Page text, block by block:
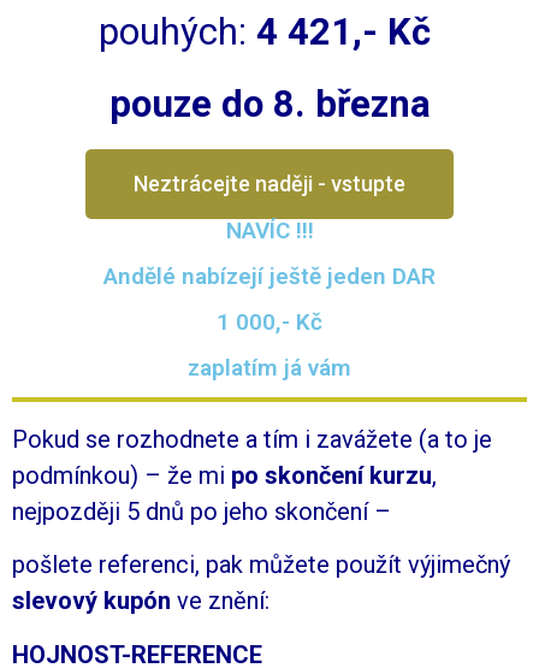
pouhých: 4 421,- Kč
pouze do 8. března
Neztrácejte naději - vstupte
NAVÍC !!!
Andělé nabízejí ještě jeden DAR
1 000,- Kč
zaplatím já vám
Pokud se rozhodnete a tím i zavážete (a to je
podmínkou) – že mi po skončení kurzu,
nejpozději 5 dnů po jeho skončení –
pošlete referenci, pak můžete použít výjimečný
slevový kupón ve znění:
HOJNOST-REFERENCE